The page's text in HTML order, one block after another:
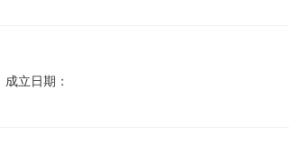
成立日期：